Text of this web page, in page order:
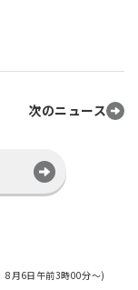
次のニュース
8月6日午前3時00分～)